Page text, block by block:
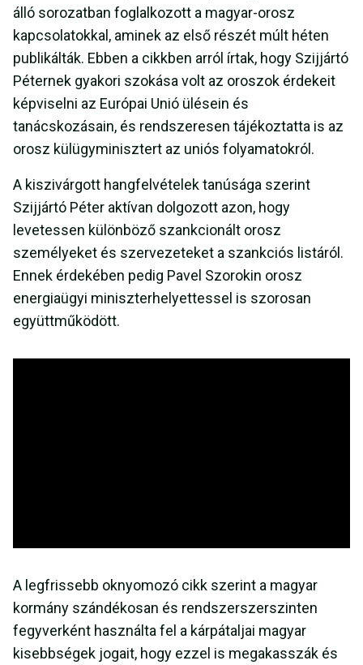
álló sorozatban foglalkozott a magyar-orosz
kapcsolatokkal, aminek az első részét múlt héten
publikálták. Ebben a cikkben arról írtak, hogy Szijjártó
Péternek gyakori szokása volt az oroszok érdekeit
képviselni az Európai Unió ülésein és
tanácskozásain, és rendszeresen tájékoztatta is az
orosz külügyminisztert az uniós folyamatokról.
A kiszivárgott hangfelvételek tanúsága szerint
Szijjártó Péter aktívan dolgozott azon, hogy
levetessen különböző szankcionált orosz
személyeket és szervezeteket a szankciós listáról.
Ennek érdekében pedig Pavel Szorokin orosz
energiaügyi miniszterhelyettessel is szorosan
együttműködött.
A legfrissebb oknyomozó cikk szerint a magyar
kormány szándékosan és rendszerszerszinten
fegyverként használta fel a kárpátaljai magyar
kisebbségek jogait, hogy ezzel is megakasszák és